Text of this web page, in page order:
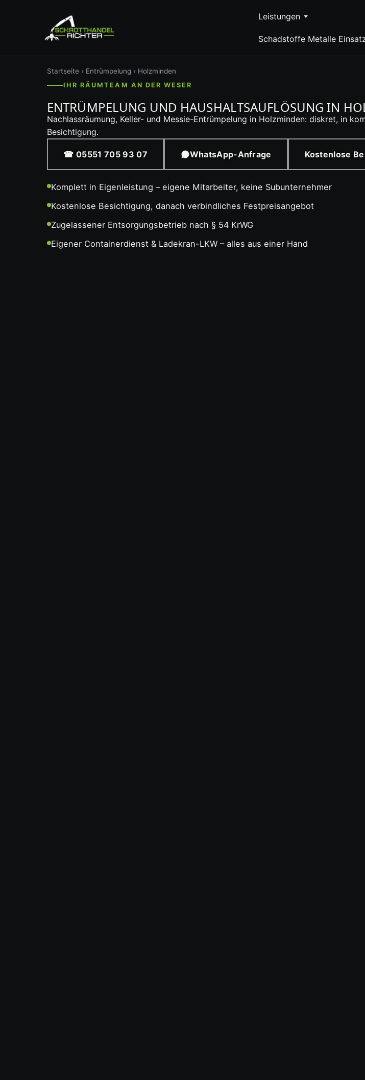
Leistungen
Schadstoffe Metalle
Startseite › Entrümpelung › Holzminden
IHR RÄUMTEAM AN DER WESER
ENTRÜMPELUNG UND HAUSHALTSAUFLÖSUNG IN
Nachlassräumung, Keller- und Messie-Entrümpelung in Holzminden: diskret, in
Besichtigung.
☎ 05551 705 93 07 WhatsApp-Anfrage Kostenlose
Komplett in Eigenleistung – eigene Mitarbeiter, keine Subunternehmer
Kostenlose Besichtigung, danach verbindliches Festpreisangebot
Zugelassener Entsorgungsbetrieb nach § 54 KrWG
Eigener Containerdienst & Ladekran-LKW – alles aus einer Hand